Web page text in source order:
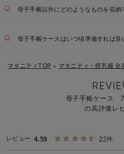
母子手帳以外にどのようなものを収納
母子手帳ケースはいつ頃準備すれば良
マタニティTOP ＞ マタニティ・授乳服 全
母子手帳ケース
の高評価レ
レビュー 4.59 22件